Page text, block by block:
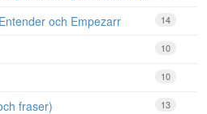
14
och Empezarr
10
10
13
fraser)